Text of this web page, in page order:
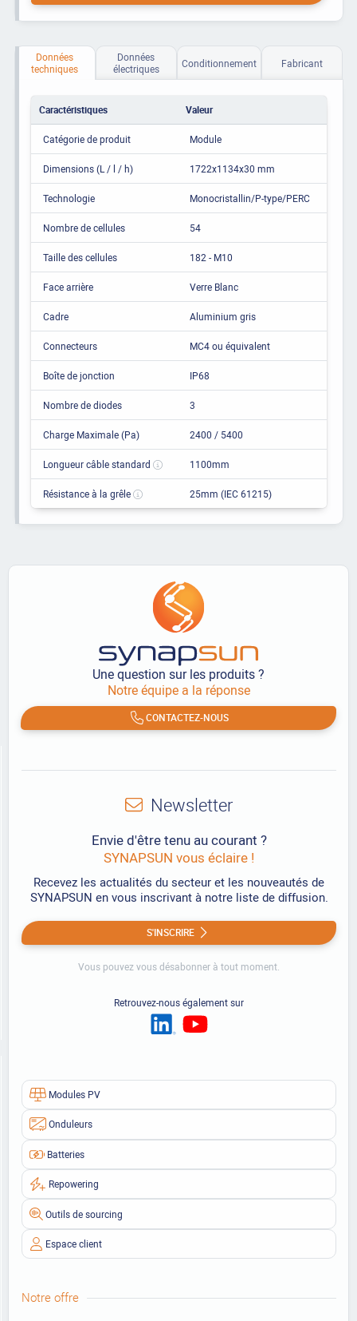
Données
techniques
Données
électriques
Conditionnement Fabricant
Caractéristiques Valeur
Catégorie de produit Module
Dimensions (L / l / h) 1722x1134x30 mm
Technologie Monocristallin/P-type/PERC
Nombre de cellules 54
Taille des cellules 182 - M10
Face arrière Verre Blanc
Cadre Aluminium gris
Connecteurs MC4 ou équivalent
Boîte de jonction IP68
Nombre de diodes 3
Charge Maximale (Pa) 2400 / 5400
Longueur câble standard 1100mm
Résistance à la grêle 25mm (IEC 61215)
Une question sur les produits ?
Notre équipe a la réponse
CONTACTEZ-NOUS
Modules PV
Onduleurs
Batteries
Repowering
Outils de sourcing
Espace client
Notre offre
Newsletter
Envie d'être tenu au courant ?
SYNAPSUN vous éclaire !
Recevez les actualités du secteur et les nouveautés de
SYNAPSUN en vous inscrivant à notre liste de diffusion.
S'INSCRIRE
Vous pouvez vous désabonner à tout moment.
Retrouvez-nous également sur